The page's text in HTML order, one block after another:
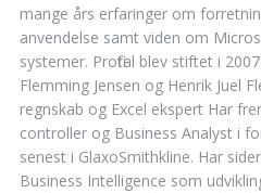
mange års erfaringer om
anvendelse samt viden om
systemer. Profital blev stiftet i
Flemming Jensen og Henrik Juel
regnskab og Excel ekspert Har
controller og Business Analyst i
senest i GlaxoSmithkline. Har
Business Intelligence som